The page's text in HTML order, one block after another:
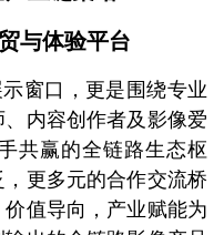
与体验平台
窗口，更是围绕专业
内容创作者及影像爱
共赢的全链路生态枢
更多元的合作交流桥
值导向，产业赋能为